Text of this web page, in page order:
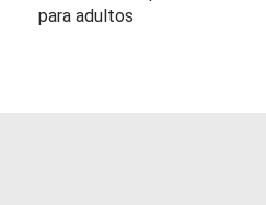
para adultos